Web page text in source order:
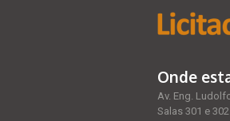
Onde
Av. Eng.
Salas 301 e